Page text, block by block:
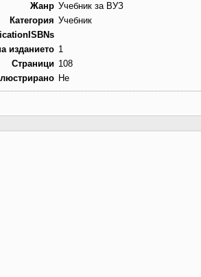
Жанр Учебник за ВУЗ
Категория Учебник
изданието 1
Страници 108
Не